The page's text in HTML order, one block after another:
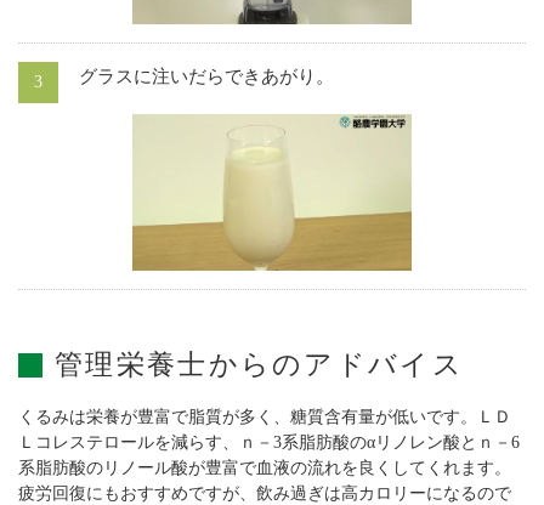
グラスに注いだらできあがり。
管理栄養士からのアドバイス
くるみは栄養が豊富で脂質が多く、糖質含有量が低いです。ＬＤ
Ｌコレステロールを減らす、ｎ－3系脂肪酸のαリノレン酸とｎ－6
系脂肪酸のリノール酸が豊富で血液の流れを良くしてくれます。
疲労回復にもおすすめですが、飲み過ぎは高カロリーになるので